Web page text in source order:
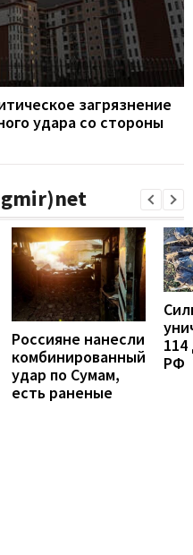
загрязнение
удара со стороны
Россияне нанесли
комбинированный
удар по Сумам,
есть раненые
РФ